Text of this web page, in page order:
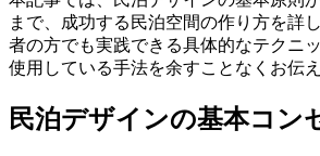
まで、成功する民泊空間の作り方を詳
者の方でも実践できる具体的なテクニ
使用している手法を余すことなくお伝え
民泊デザインの基本コン